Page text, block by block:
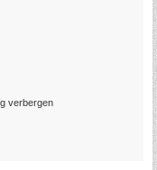
verbergen